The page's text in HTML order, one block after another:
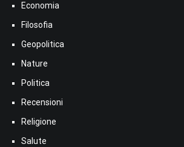
Economia
Filosofia
Geopolitica
Nature
Politica
Recensioni
Religione
Salute